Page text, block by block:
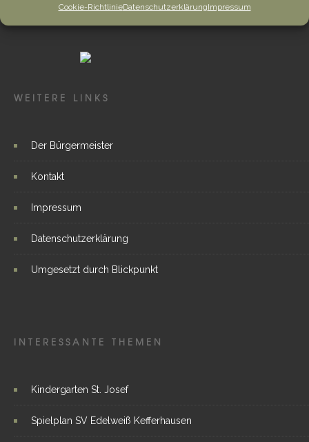
Cookie-RichtlinieDatenschutzerklärungImpressum
WEITERE LINKS
Der Bürgermeister
Kontakt
Impressum
Datenschutzerklärung
Umgesetzt durch Blickpunkt
INTERESSANTE THEMEN
Kindergarten St. Josef
Spielplan SV Edelweiß Kefferhausen